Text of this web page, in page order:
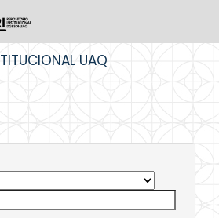
UAQ